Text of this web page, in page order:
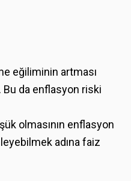
eğiliminin artması
Bu da enflasyon riski
olmasının enflasyon
adına faiz